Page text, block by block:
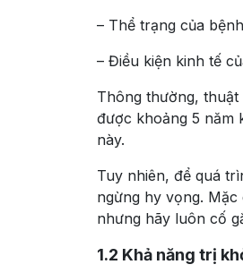
– Thể trạng của
– Điều kiện kinh tế
Thông thường, thuật
được khoảng 5 năm
này.
Tuy nhiên, để quá
ngừng hy vọng.
nhưng hãy luôn cố
1.2 Khả năng trị